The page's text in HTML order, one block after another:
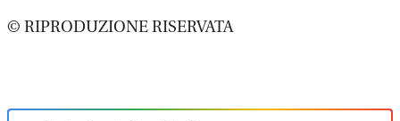
© RIPRODUZIONE RISERVATA